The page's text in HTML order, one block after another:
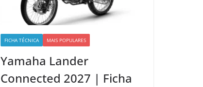
FICHA TÉCNICA MAIS POPULARES
Yamaha Lander
Connected 2027 | Ficha